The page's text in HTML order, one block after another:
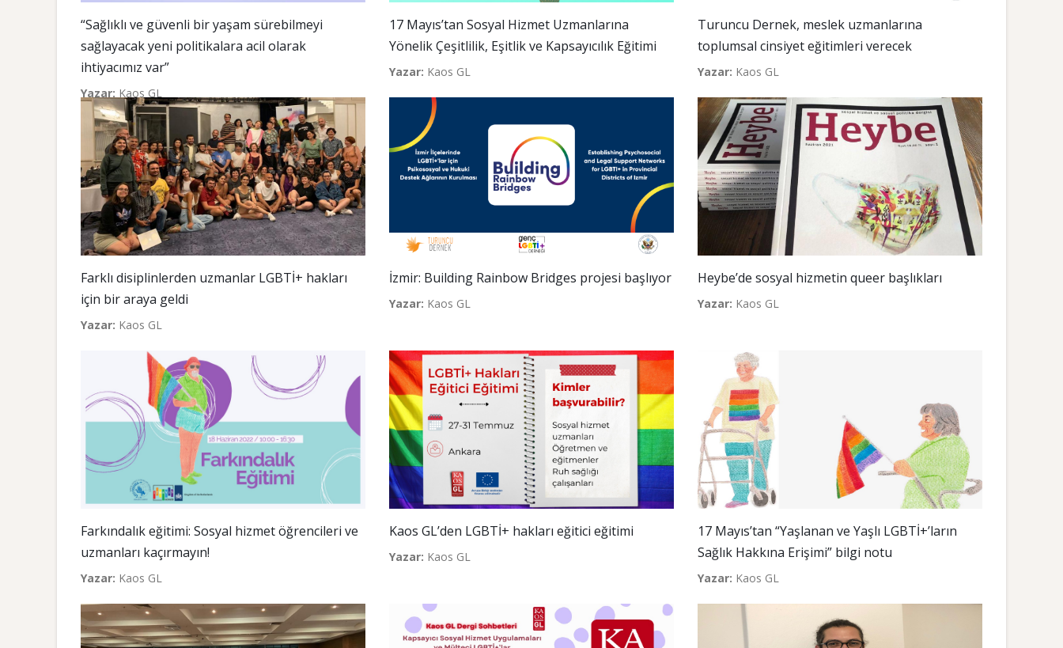
“Sağlıklı ve güvenli bir yaşam sürebilmeyi
sağlayacak yeni politikalara acil olarak
ihtiyacımız var”
Yazar: Kaos GL
17 Mayıs’tan Sosyal Hizmet Uzmanlarına
Yönelik Çeşitlilik, Eşitlik ve Kapsayıcılık Eğitimi
Yazar: Kaos GL
Turuncu Dernek, meslek uzmanlarına
toplumsal cinsiyet eğitimleri verecek
Yazar: Kaos GL
Farklı disiplinlerden uzmanlar LGBTİ+ hakları
için bir araya geldi
Yazar: Kaos GL
İzmir: Building Rainbow Bridges projesi başlıyor
Yazar: Kaos GL
Heybe’de sosyal hizmetin queer başlıkları
Yazar: Kaos GL
Farkındalık eğitimi: Sosyal hizmet öğrencileri ve
uzmanları kaçırmayın!
Yazar: Kaos GL
Kaos GL’den LGBTİ+ hakları eğitici eğitimi
Yazar: Kaos GL
17 Mayıs’tan “Yaşlanan ve Yaşlı LGBTİ+’ların
Sağlık Hakkına Erişimi” bilgi notu
Yazar: Kaos GL